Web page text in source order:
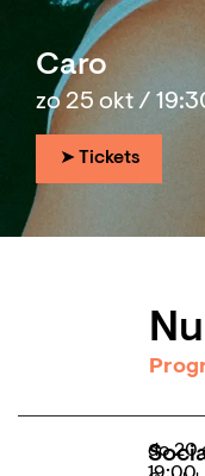
Caro
zo 25 okt /
➤ Tickets
do 20